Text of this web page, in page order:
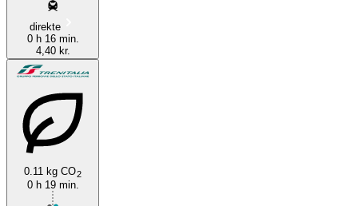
direkte
0 h 16 min.
4,40 kr.
0.11 kg CO2
0 h 19 min.